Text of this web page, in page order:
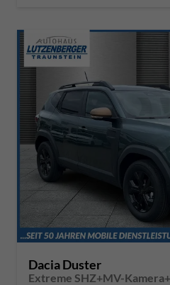
Dacia Duster
Extreme SHZ+MV-